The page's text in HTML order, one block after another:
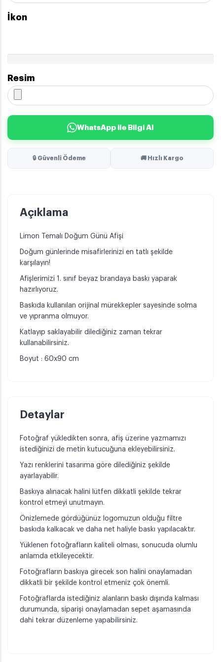
İkon
Resim
WhatsApp ile Bilgi Al
🔒 Güvenli Ödeme 🚚 Hızlı Kargo
Açıklama
Limon Temalı Doğum Günü Afişi
Doğum günlerinde misafirlerinizi en tatlı şekilde
karşılayın!
Afişlerimizi 1. sınıf beyaz brandaya baskı yaparak
hazırlıyoruz.
Baskıda kullanılan orijinal mürekkepler sayesinde solma
ve yıpranma olmuyor.
Katlayıp saklayabilir dilediğiniz zaman tekrar
kullanabilirsiniz.
Boyut : 60x90 cm
Detaylar
Fotoğraf yükledikten sonra, afiş üzerine yazmamızı
istediğinizi de metin kutucuğuna ekleyebilirsiniz.
Yazı renklerini tasarıma göre dilediğiniz şekilde
ayarlayabilir.
Baskıya alınacak halini lütfen dikkatli şekilde tekrar
kontrol etmeyi unutmayın.
Önizlemede gördüğünüz logomuzun olduğu filtre
baskıda kalkacak ve daha net haliyle baskı yapılacaktır.
Yüklenen fotoğrafların kaliteli olması, sonucuda olumlu
anlamda etkileyecektir.
Fotoğrafların baskıya girecek son halini onaylamadan
dikkatli bir şekilde kontrol etmeniz çok önemli.
Fotoğraflarda istediğiniz alanların baskı dışında kalması
durumunda, siparişi onaylamadan sepet aşamasında
dahi tekrar düzenleme yapabilirsiniz.